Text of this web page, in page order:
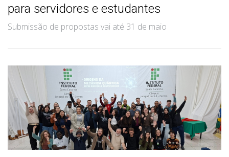
para servidores e estudantes
Submissão de propostas vai até 31 de maio